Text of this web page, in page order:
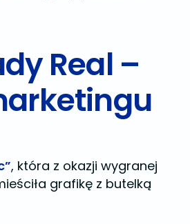
Real –
, która z okazji wygranej
grafikę z butelką